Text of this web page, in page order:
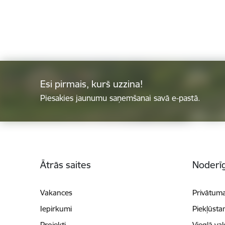
Esi pirmais, kurš uzzina!
Piesakies jaunumu saņemšanai savā e-pastā.
Ātrās saites
Vakances
Iepirkumi